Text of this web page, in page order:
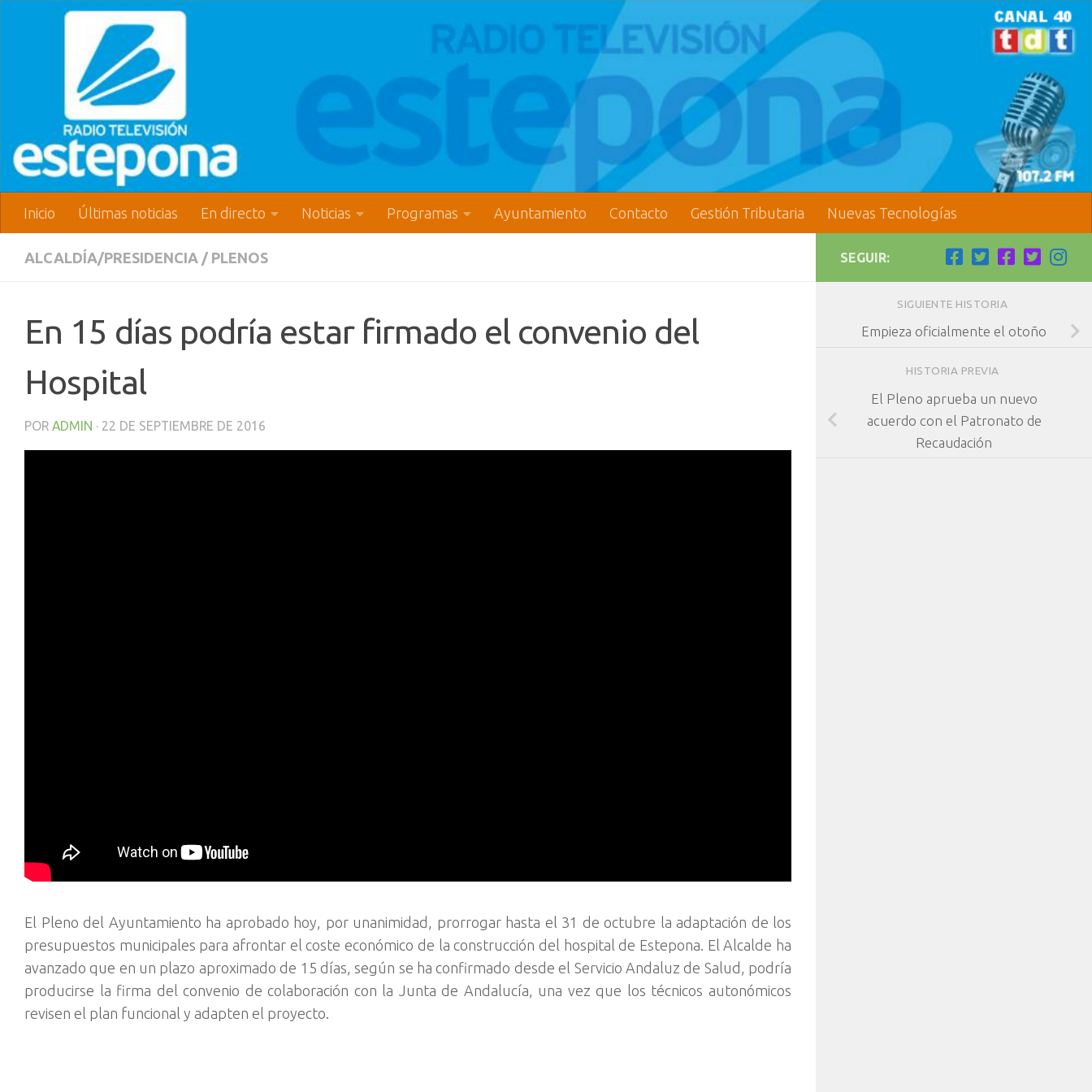
Inicio Últimas noticias En directo Noticias Programas Ayuntamiento Contacto Gestión Tributaria Nuevas Tecnologías
ALCALDÍA/PRESIDENCIA / PLENOS
En 15 días podría estar firmado el convenio del
Hospital
POR ADMIN · 22 DE SEPTIEMBRE DE 2016
El Pleno del Ayuntamiento ha aprobado hoy, por unanimidad, prorrogar hasta el 31 de octubre la adaptación de los
presupuestos municipales para afrontar el coste económico de la construcción del hospital de Estepona. El Alcalde ha
avanzado que en un plazo aproximado de 15 días, según se ha confirmado desde el Servicio Andaluz de Salud, podría
producirse la firma del convenio de colaboración con la Junta de Andalucía, una vez que los técnicos autonómicos
revisen el plan funcional y adapten el proyecto.
SEGUIR:
SIGUIENTE HISTORIA
Empieza oficialmente el otoño
HISTORIA PREVIA
El Pleno aprueba un nuevo
acuerdo con el Patronato de
Recaudación